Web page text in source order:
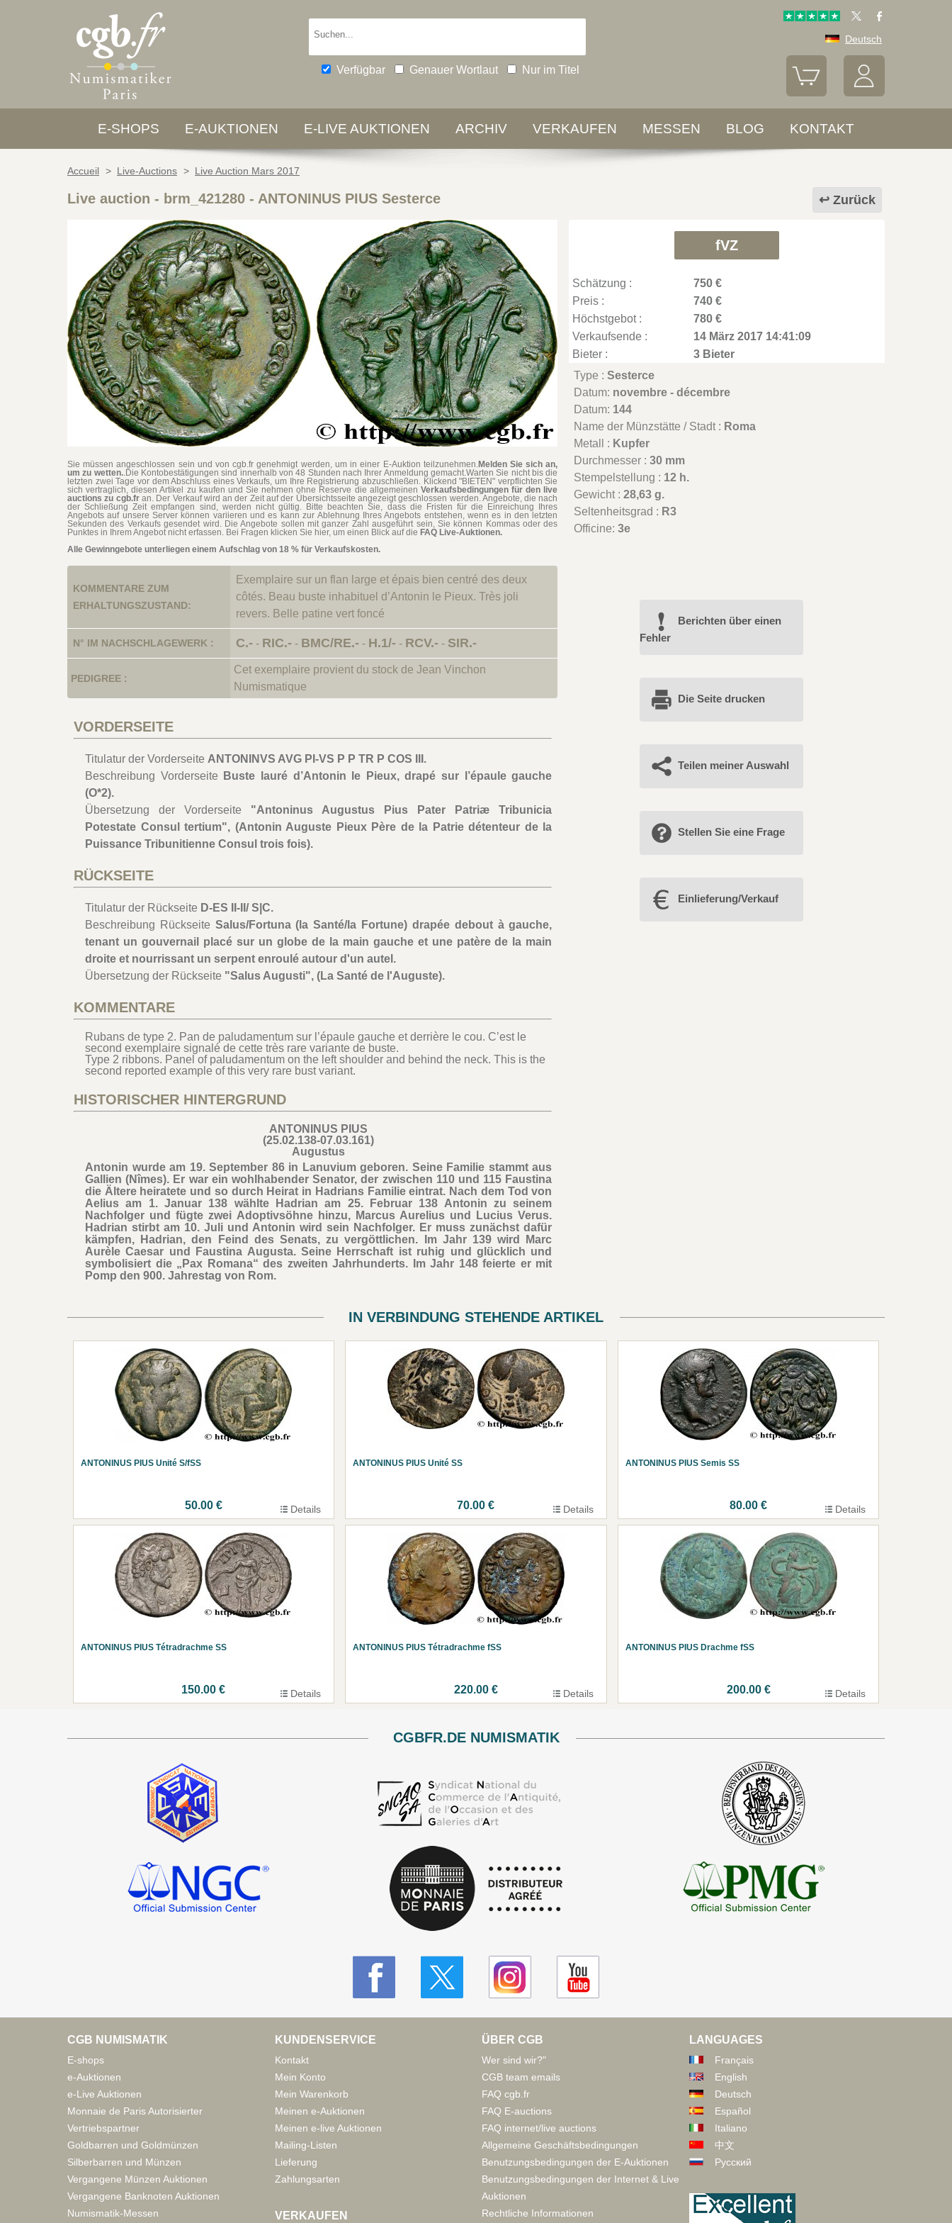
Verfügbar Genauer Wortlaut Nur im Titel
Deutsch
E-SHOPS E-AUKTIONEN E-LIVE AUKTIONEN ARCHIV VERKAUFEN MESSEN BLOG KONTAKT
Accueil > Live-Auctions > Live Auction Mars 2017
Zurück
Live auction - brm_421280 - ANTONINUS PIUS Sesterce
Sie müssen angeschlossen sein und von cgb.fr genehmigt werden, um in einer E-Auktion teilzunehmen.Melden Sie sich an,
um zu wetten..Die Kontobestätigungen sind innerhalb von 48 Stunden nach Ihrer Anmeldung gemacht.Warten Sie nicht bis die
letzten zwei Tage vor dem Abschluss eines Verkaufs, um Ihre Registrierung abzuschließen. Klickend "BIETEN" verpflichten Sie
sich vertraglich, diesen Artikel zu kaufen und Sie nehmen ohne Reserve die allgemeinen Verkaufsbedingungen für den live
auctions zu cgb.fran. Der Verkauf wird an der Zeit auf der Übersichtsseite angezeigt geschlossen werden. Angebote, die nach
der Schließung Zeit empfangen sind, werden nicht gültig. Bitte beachten Sie, dass die Fristen für die Einreichung Ihres
Angebots auf unsere Server können variieren und es kann zur Ablehnung Ihres Angebots entstehen, wenn es in den letzten
Sekunden des Verkaufs gesendet wird. Die Angebote sollen mit ganzer Zahl ausgeführt sein, Sie können Kommas oder des
Punktes in Ihrem Angebot nicht erfassen. Bei Fragen klicken Sie hier, um einen Blick auf die FAQ Live-Auktionen.
Alle Gewinngebote unterliegen einem Aufschlag von 18 % für Verkaufskosten.
fVZ
Schätzung :
750 €
Preis :
740 €
Höchstgebot :
780 €
Verkaufsende :
14 März 2017 14:41:09
Bieter :
3 Bieter
Type :Sesterce
Datum: novembre - décembre
Datum: 144
Name der Münzstätte / Stadt : Roma
Metall : Kupfer
Durchmesser :30 mm
Stempelstellung : 12 h.
Gewicht :28,63 g.
Seltenheitsgrad : R3
Officine:3e
KOMMENTARE ZUM
ERHALTUNGSZUSTAND:
Exemplaire sur un flan large et épais bien centré des deux
côtés. Beau buste inhabituel d’Antonin le Pieux. Très joli
revers. Belle patine vert foncé
N° IM NACHSCHLAGEWERK : C.- - RIC.- - BMC/RE.- - H.1/- - RCV.- - SIR.-
PEDIGREE :
Cet exemplaire provient du stock de Jean Vinchon
Numismatique
VORDERSEITE
Titulatur der Vorderseite ANTONINVS AVG PI-VS P P TR P COS III.
Beschreibung Vorderseite
Buste lauré d’Antonin le Pieux, drapé sur l’épaule gauche
(O*2).
Übersetzung der Vorderseite "Antoninus Augustus Pius Pater Patriæ Tribunicia
Potestate Consul tertium", (Antonin Auguste Pieux Père de la Patrie détenteur de la
Puissance Tribunitienne Consul trois fois).
RÜCKSEITE
Titulatur der Rückseite D-ES II-II/ S|C.
Beschreibung Rückseite Salus/Fortuna (la Santé/la Fortune) drapée debout à gauche,
tenant un gouvernail placé sur un globe de la main gauche et une patère de la main
droite et nourrissant un serpent enroulé autour d'un autel.
Übersetzung der Rückseite "Salus Augusti", (La Santé de l'Auguste).
KOMMENTARE
Rubans de type 2. Pan de paludamentum sur l’épaule gauche et derrière le cou. C’est le
second exemplaire signalé de cette très rare variante de buste.
Type 2 ribbons. Panel of paludamentum on the left shoulder and behind the neck. This is the
second reported example of this very rare bust variant.
HISTORISCHER HINTERGRUND
ANTONINUS PIUS
(25.02.138-07.03.161)
Augustus
Antonin wurde am 19. September 86 in Lanuvium geboren. Seine Familie stammt aus
Gallien (Nîmes). Er war ein wohlhabender Senator, der zwischen 110 und 115 Faustina
die Ältere heiratete und so durch Heirat in Hadrians Familie eintrat. Nach dem Tod von
Aelius am 1. Januar 138 wählte Hadrian am 25. Februar 138 Antonin zu seinem
Nachfolger und fügte zwei Adoptivsöhne hinzu, Marcus Aurelius und Lucius Verus.
Hadrian stirbt am 10. Juli und Antonin wird sein Nachfolger. Er muss zunächst dafür
kämpfen, Hadrian, den Feind des Senats, zu vergöttlichen. Im Jahr 139 wird Marc
Aurèle Caesar und Faustina Augusta. Seine Herrschaft ist ruhig und glücklich und
symbolisiert die „Pax Romana“ des zweiten Jahrhunderts. Im Jahr 148 feierte er mit
Pomp den 900. Jahrestag von Rom.
Berichten über einen
Fehler
Die Seite drucken
Teilen meiner Auswahl
Stellen Sie eine Frage
Einlieferung/Verkauf
IN VERBINDUNG STEHENDE ARTIKEL
ANTONINUS PIUS Unité S/fSS
50.00 € Details
ANTONINUS PIUS Unité SS
70.00 € Details
ANTONINUS PIUS Semis SS
80.00 € Details
ANTONINUS PIUS Tétradrachme SS
150.00 € Details
ANTONINUS PIUS Tétradrachme fSS
220.00 € Details
ANTONINUS PIUS Drachme fSS
200.00 € Details
CGBFR.DE NUMISMATIK
CGB NUMISMATIK
E-shops
e-Auktionen
e-Live Auktionen
Monnaie de Paris Autorisierter
Vertriebspartner
Goldbarren und Goldmünzen
Silberbarren und Münzen
Vergangene Münzen Auktionen
Vergangene Banknoten Auktionen
Numismatik-Messen
KUNDENSERVICE
Kontakt
Mein Konto
Mein Warenkorb
Meinen e-Auktionen
Meinen e-live Auktionen
Mailing-Listen
Lieferung
Zahlungsarten
VERKAUFEN
ÜBER CGB
Wer sind wir?"
CGB team emails
FAQ cgb.fr
FAQ E-auctions
FAQ internet/live auctions
Allgemeine Geschäftsbedingungen
Benutzungsbedingungen der E-Auktionen
Benutzungsbedingungen der Internet & Live
Auktionen
Rechtliche Informationen
LANGUAGES
Français
English
Deutsch
Español
Italiano
中文
Русский